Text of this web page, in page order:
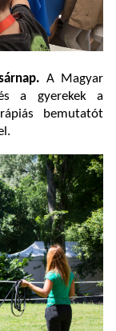
A Magyar
és a gyerekek a
bemutatót